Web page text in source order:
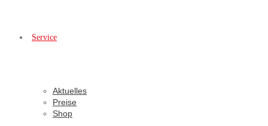
Service
Aktuelles
Preise
Shop